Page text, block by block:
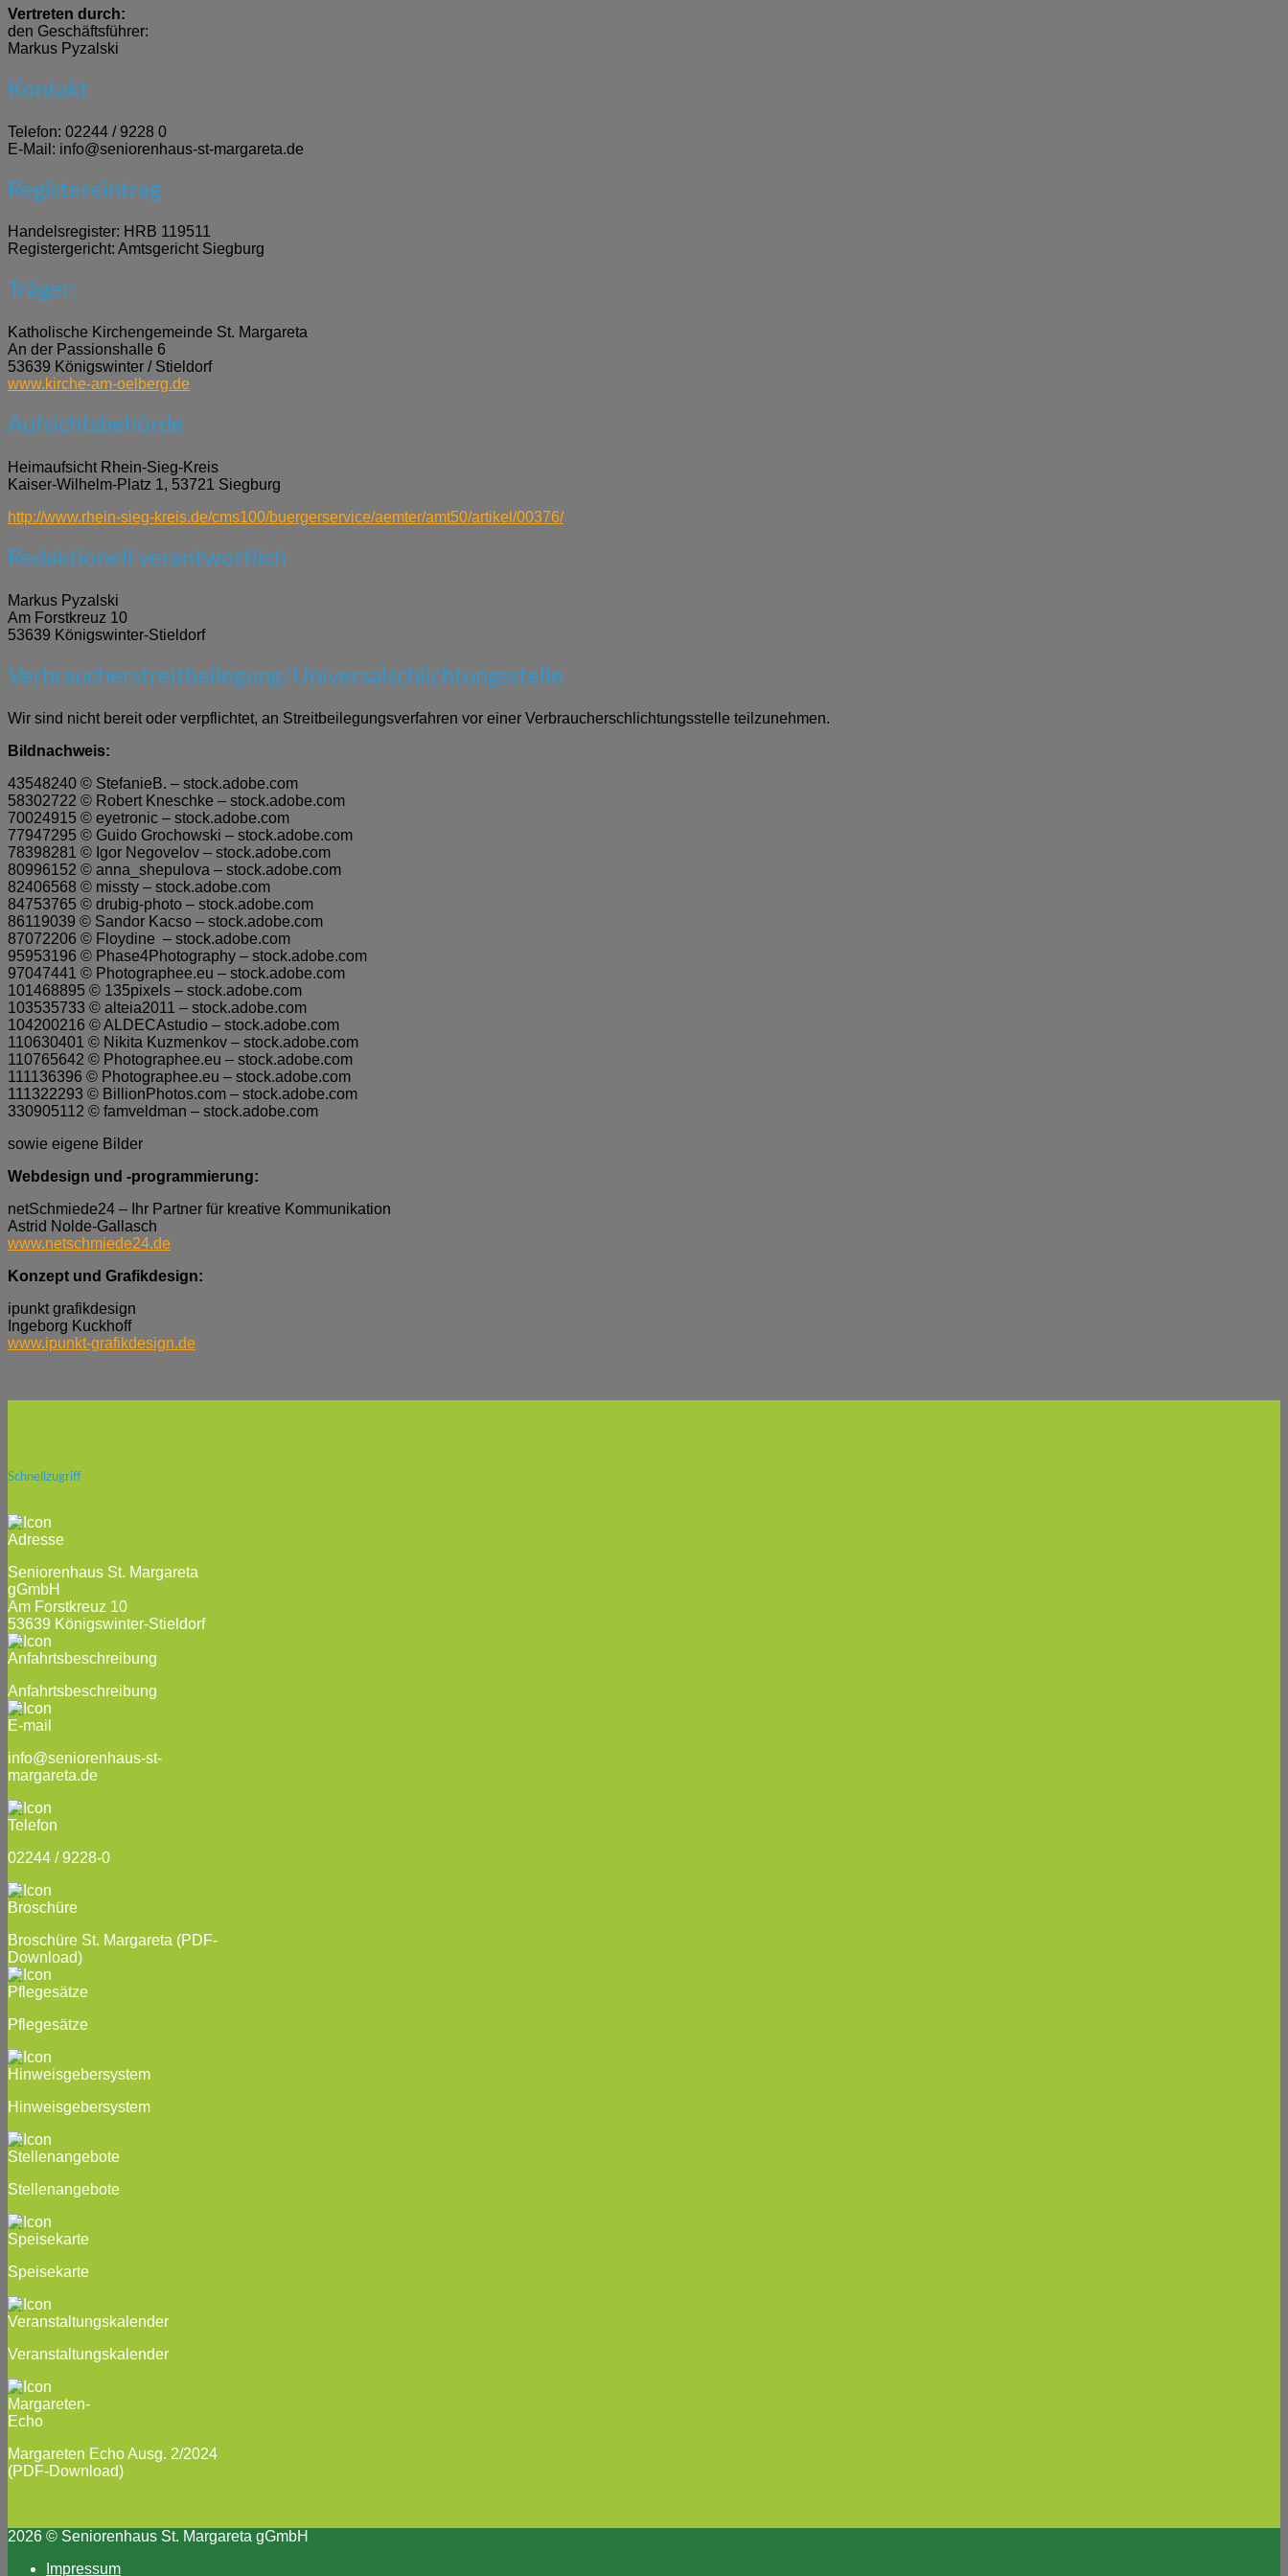
Vertreten durch:
den Geschäftsführer:
Markus Pyzalski
Kontakt
Telefon: 02244 / 9228 0
E-Mail: info@seniorenhaus-st-margareta.de
Registereintrag
Handelsregister: HRB 119511
Registergericht: Amtsgericht Siegburg
Träger:
Katholische Kirchengemeinde St. Margareta
An der Passionshalle 6
53639 Königswinter / Stieldorf
www.kirche-am-oelberg.de
Aufsichtsbehörde
Heimaufsicht Rhein-Sieg-Kreis
Kaiser-Wilhelm-Platz 1, 53721 Siegburg
http://www.rhein-sieg-kreis.de/cms100/buergerservice/aemter/amt50/artikel/00376/
Redaktionell verantwortlich
Markus Pyzalski
Am Forstkreuz 10
53639 Königswinter-Stieldorf
Verbraucher­streit­beilegung/Universal­schlichtungs­stelle
Wir sind nicht bereit oder verpflichtet, an Streitbeilegungsverfahren vor einer Verbraucherschlichtungsstelle teilzunehmen.
Bildnachweis:
43548240 © StefanieB. – stock.adobe.com
58302722 © Robert Kneschke – stock.adobe.com
70024915 © eyetronic – stock.adobe.com
77947295 © Guido Grochowski – stock.adobe.com
78398281 © Igor Negovelov – stock.adobe.com
80996152 © anna_shepulova – stock.adobe.com
82406568 © missty – stock.adobe.com
84753765 © drubig-photo – stock.adobe.com
86119039 © Sandor Kacso – stock.adobe.com
87072206 © Floydine – stock.adobe.com
95953196 © Phase4Photography – stock.adobe.com
97047441 © Photographee.eu – stock.adobe.com
101468895 © 135pixels – stock.adobe.com
103535733 © alteia2011 – stock.adobe.com
104200216 © ALDECAstudio – stock.adobe.com
110630401 © Nikita Kuzmenkov – stock.adobe.com
110765642 © Photographee.eu – stock.adobe.com
111136396 © Photographee.eu – stock.adobe.com
111322293 © BillionPhotos.com – stock.adobe.com
330905112 © famveldman – stock.adobe.com
sowie eigene Bilder
Webdesign und -programmierung:
netSchmiede24 – Ihr Partner für kreative Kommunikation
Astrid Nolde-Gallasch
www.netschmiede24.de
Konzept und Grafikdesign:
ipunkt grafikdesign
Ingeborg Kuckhoff
www.ipunkt-grafikdesign.de
Schnellzugriff
Seniorenhaus St. Margareta
gGmbH
Am Forstkreuz 10
53639 Königswinter-Stieldorf
Anfahrtsbeschreibung
info@seniorenhaus-st-
margareta.de
02244 / 9228-0
Broschüre St. Margareta (PDF-
Download)
Pflegesätze
Hinweisgebersystem
Stellenangebote
Speisekarte
Veranstaltungskalender
Margareten Echo Ausg. 2/2024
(PDF-Download)
2026 © Seniorenhaus St. Margareta gGmbH
Impressum